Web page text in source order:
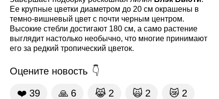
Ее крупные цветки диаметром до 20 см окрашены в
темно-вишневый цвет с почти черным центром.
Высокие стебли достигают 180 см, а само растение
выглядит настолько необычно, что многие принимают
его за редкий тропический цветок.
Оцените новость
❤️ 39 🙏 6 😹 2 🙀 2 😿 2